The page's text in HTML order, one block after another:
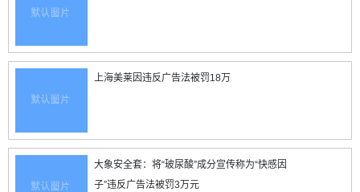
上海美莱因违反广告法被罚18万
大象安全套：将“玻尿酸”成分宣传称为“快感因
子”违反广告法被罚3万元